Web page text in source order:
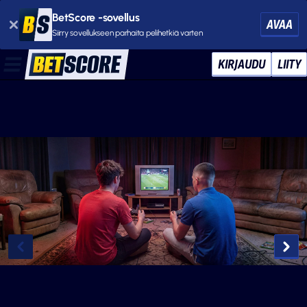
BetScore -sovellus
Siirry sovellukseen parhaita pelihetkiä varten AVAA
KIRJAUDU LIITY